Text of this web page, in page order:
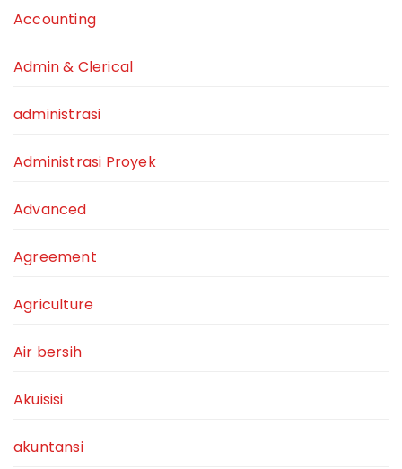
Accounting
Admin & Clerical
administrasi
Administrasi Proyek
Advanced
Agreement
Agriculture
Air bersih
Akuisisi
akuntansi